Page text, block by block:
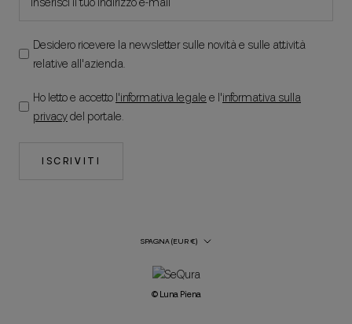
Desidero ricevere la newsletter sulle novità e sulle attività
relative all'azienda.
Ho letto e accettol'informativa legalee l'informativa sulla
privacydel portale.
ISCRIVITI
Paese/regione
SPAGNA (EUR €)
© Luna Piena